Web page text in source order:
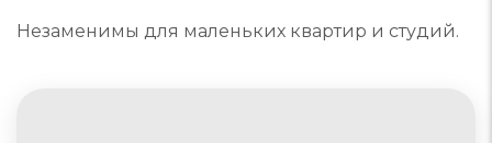
Незаменимы для маленьких квартир и студий.